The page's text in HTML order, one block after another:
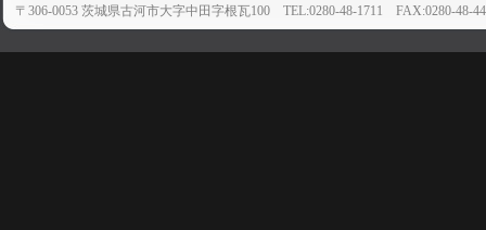
〒306-0053 茨城県古河市大字中田字根瓦100 TEL:0280-48-1711 FAX:0280-48-